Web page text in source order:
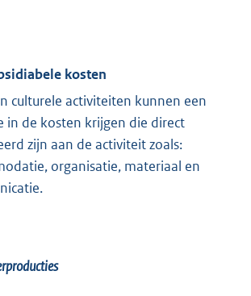
kosten
culturele activiteiten kunnen een
in de kosten krijgen die direct
zijn aan de activiteit zoals:
organisatie, materiaal en